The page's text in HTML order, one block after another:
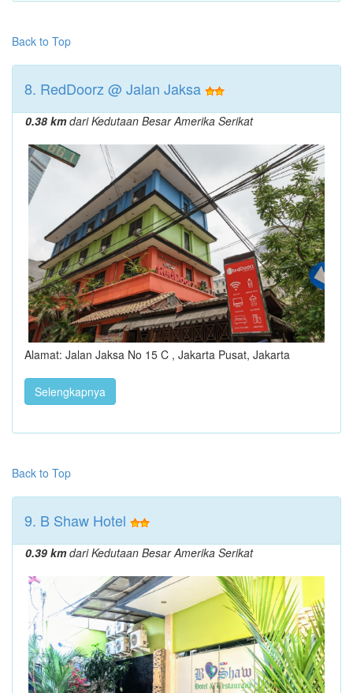
Back to Top
8. RedDoorz @ Jalan Jaksa
0.38 kmdari Kedutaan Besar Amerika Serikat
Alamat: Jalan Jaksa No 15 C , Jakarta Pusat, Jakarta
Selengkapnya
Back to Top
9. B Shaw Hotel
0.39 kmdari Kedutaan Besar Amerika Serikat